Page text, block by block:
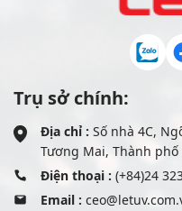
Trụ sở chính:
Địa chỉ : Số nhà 4C,
Tương Mai, Thành phố
Điện thoại : (+84)24
Email :